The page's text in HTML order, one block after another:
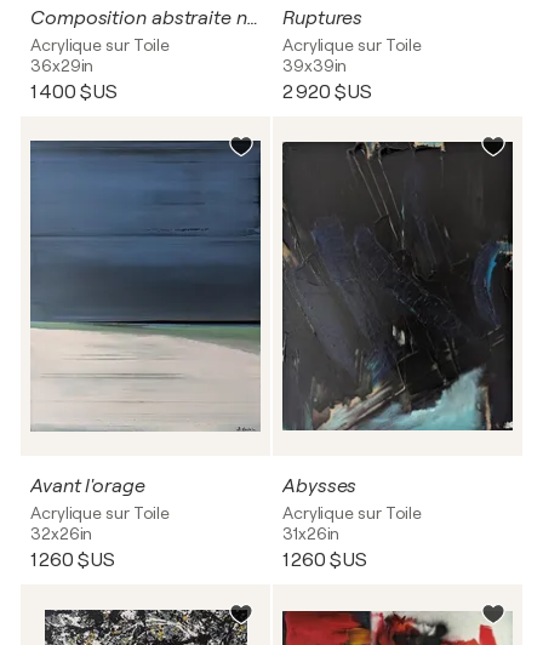
Composition abstraite n°43
Acrylique sur Toile
36x29in
1 400 $US
Ruptures
Acrylique sur Toile
39x39in
2 920 $US
Avant l'orage
Acrylique sur Toile
32x26in
1 260 $US
Abysses
Acrylique sur Toile
31x26in
1 260 $US